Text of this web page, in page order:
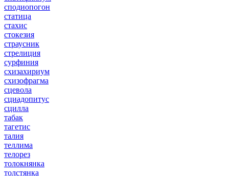
сподиопогон
статица
стахис
стокезия
страусник
стрелиция
сурфиния
схизахириум
схизофрагма
сцевола
сциадопитус
сцилла
табак
тагетис
талия
теллима
телорез
толокнянка
толстянка